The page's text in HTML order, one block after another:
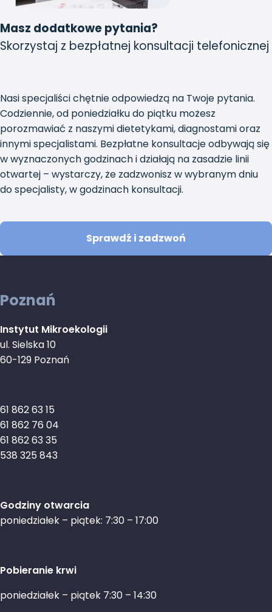
Masz dodatkowe pytania?
Skorzystaj z bezpłatnej konsultacji telefonicznej
Nasi specjaliści chętnie odpowiedzą na Twoje pytania.
Codziennie, od poniedziałku do piątku możesz
porozmawiać z naszymi dietetykami, diagnostami oraz
innymi specjalistami. Bezpłatne konsultacje odbywają się
w wyznaczonych godzinach i działają na zasadzie linii
otwartej – wystarczy, że zadzwonisz w wybranym dniu
do specjalisty, w godzinach konsultacji.
Sprawdź i zadzwoń
Poznań
Instytut Mikroekologii
ul. Sielska 10
60-129 Poznań
61 862 63 15
61 862 76 04
61 862 63 35
538 325 843
Godziny otwarcia
poniedziałek – piątek: 7:30 – 17:00
Pobieranie krwi
poniedziałek – piątek 7:30 – 14:30